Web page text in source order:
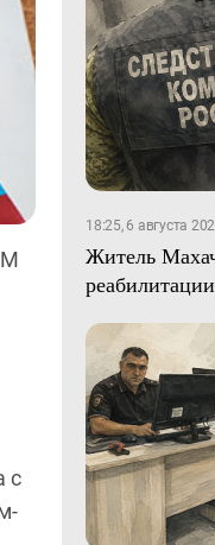
с
18:25, 6 августа
Житель